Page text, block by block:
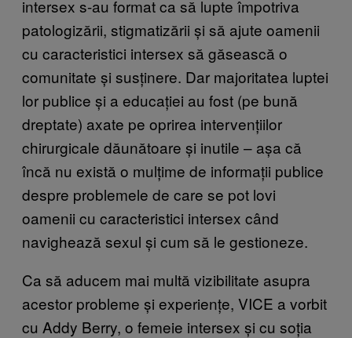
intersex s-au format ca să lupte împotriva
patologizării, stigmatizării și să ajute oamenii
cu caracteristici intersex să găsească o
comunitate și susținere. Dar majoritatea luptei
lor publice și a educației au fost (pe bună
dreptate) axate pe oprirea intervențiilor
chirurgicale dăunătoare și inutile – așa că
încă nu există o mulțime de informații publice
despre problemele de care se pot lovi
oamenii cu caracteristici intersex când
navighează sexul și cum să le gestioneze.
Ca să aducem mai multă vizibilitate asupra
acestor probleme și experiențe, VICE a vorbit
cu Addy Berry, o femeie intersex și cu soția